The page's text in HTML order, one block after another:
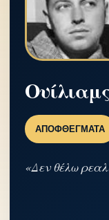
ΑΠΟΦΘΈΓΜΑΤΑ
«Δεν θέλω